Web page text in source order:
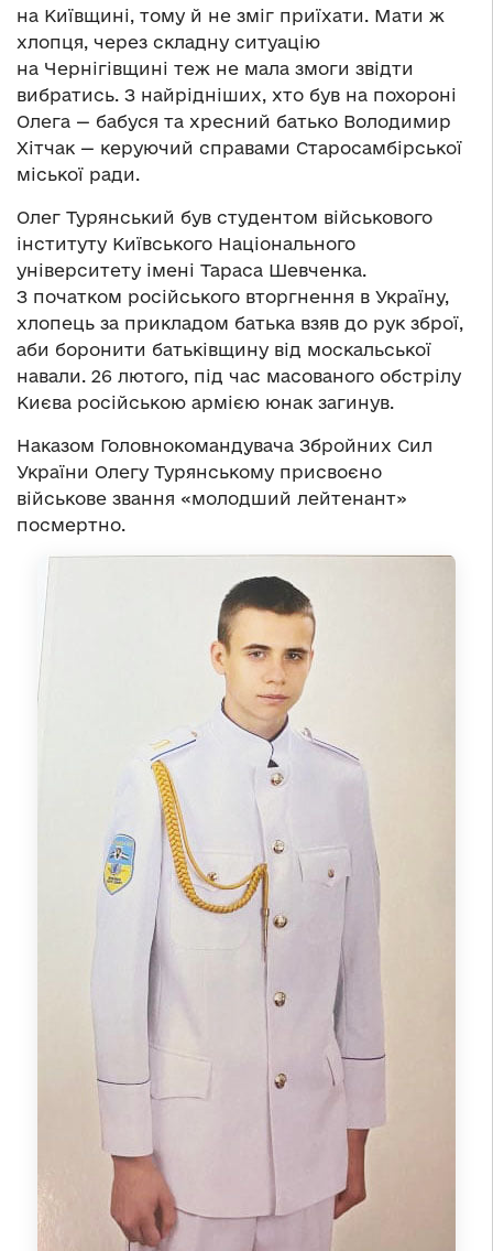
на Київщині, тому й не зміг приїхати. Мати ж
хлопця, через складну ситуацію
на Чернігівщині теж не мала змоги звідти
вибратись. З найрідніших, хто був на похороні
Олега — бабуся та хресний батько Володимир
Хітчак — керуючий справами Старосамбірської
міської ради.
Олег Турянський був студентом військового
інституту Київського Національного
університету імені Тараса Шевченка.
З початком російського вторгнення в Україну,
хлопець за прикладом батька взяв до рук зброї,
аби боронити батьківщину від москальської
навали. 26 лютого, під час масованого обстрілу
Києва російською армією юнак загинув.
Наказом Головнокомандувача Збройних Сил
України Олегу Турянському присвоєно
військове звання «молодший лейтенант»
посмертно.